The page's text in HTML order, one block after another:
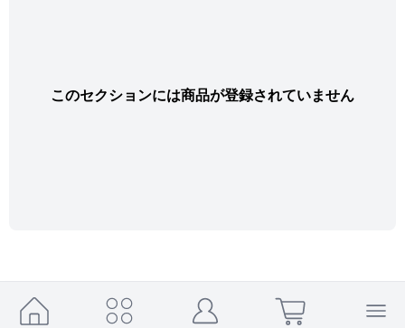
このセクションには商品が登録されていません